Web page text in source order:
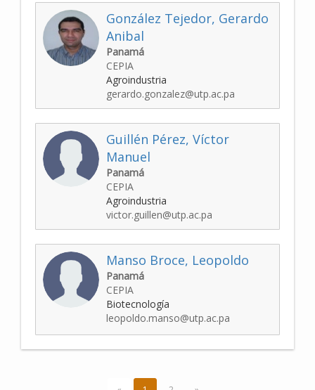
González Tejedor, Gerardo
Anibal
Panamá
CEPIA
Agroindustria
gerardo.gonzalez@utp.ac.pa
Guillén Pérez, Víctor
Manuel
Panamá
CEPIA
Agroindustria
victor.guillen@utp.ac.pa
Manso Broce, Leopoldo
Panamá
CEPIA
Biotecnología
leopoldo.manso@utp.ac.pa